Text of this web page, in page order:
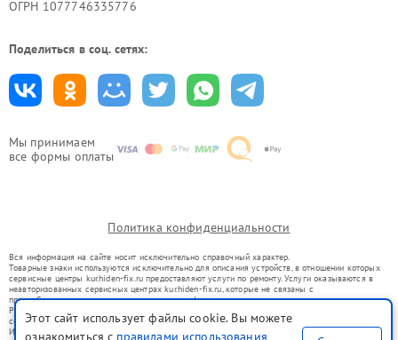
Мы принимаем
все формы оплаты
ОГРН 1077746335776
Поделиться в соц. сетях:
Политика конфиденциальности
Вся информация на сайте носит исключительно справочный характер.
Товарные знаки используются исключительно для описания устройств, в отношении которых
сервисные центры kur.hiden-fix.ru предоставляют услуги по ремонту. Услуги оказываются в
неавторизованных сервисных центрах kur.hiden-fix.ru, которые не связаны с
правообладателями товарных знаков или их официальными представителями.
Ремонт осуществляется для устройств, уже введенных в гражданский оборот в соответствии
со статьей 1487 ГК РФ.
Использование товарных знаков не преследует цели индивидуализации услуг или введения
Этот сайт использует файлы cookie. Вы можете
ознакомиться с правилами использования